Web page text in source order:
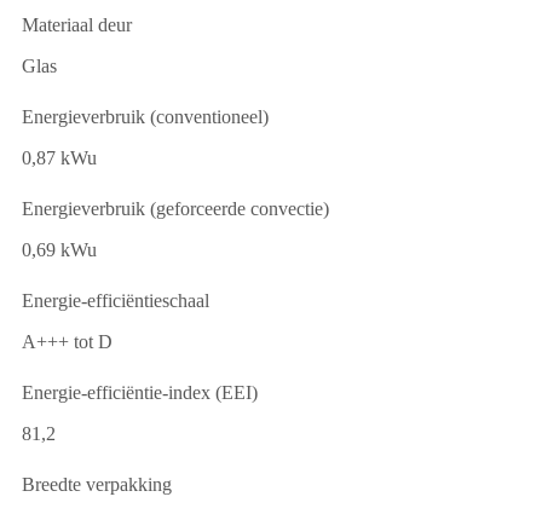
Materiaal deur
Glas
Energieverbruik (conventioneel)
0,87 kWu
Energieverbruik (geforceerde convectie)
0,69 kWu
Energie-efficiëntieschaal
A+++ tot D
Energie-efficiëntie-index (EEI)
81,2
Breedte verpakking